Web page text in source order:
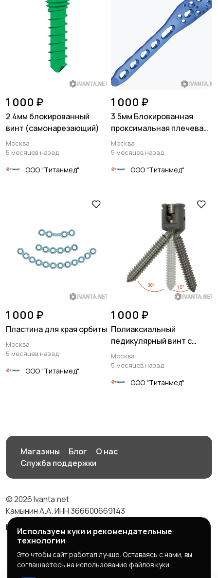
1 000 ₽
2.4мм блокированный
винт (самонарезающий)
Москва
5 месяцев назад
ООО "Титанмед"
1 000 ₽
3.5мм Блокированная
проксимальная плечевая
пластина
Москва
5 месяцев назад
ООО "Титанмед"
1 000 ₽
Пластина для края орбиты
Москва
5 месяцев назад
ООО "Титанмед"
1 000 ₽
Полиаксиальный
педикулярный винт с
увеличенным углом
Москва
5 месяцев назад
ООО "Титанмед"
Магазины Блог
О нас
Служба поддержки
© 2026 Ivanta.net
Камынин А.А. ИНН 366600669143
Правила сервиса
Политика конфиденциальности
Используем куки и рекомендательные
технологии
Это чтобы сайт работал лучше. Оставаясь с нами, вы
соглашаетесь на использование файлов куки.